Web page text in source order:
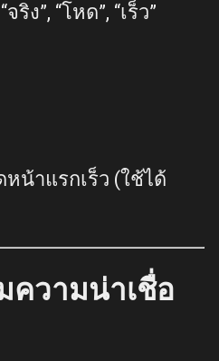
ง”, “โหด”, “เร็ว”
หน้าแรกเร็ว (ใช้ได้
ความน่าเชื่อ